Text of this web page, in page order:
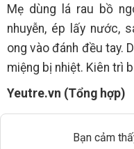
Mẹ dùng lá rau bồ
nhuyễn, ép lấy nước,
ong vào đánh đều tay.
miệng bị nhiệt. Kiên trì
Yeutre.vn (Tổng hợp)
Bạn cảm